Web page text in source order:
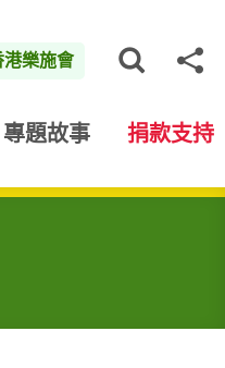
港樂施會
專題故事 捐款支持